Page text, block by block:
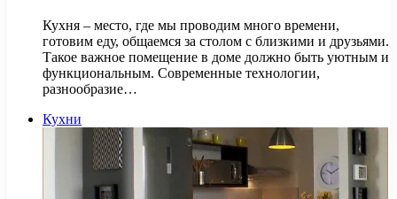
Кухня – место, где мы проводим много времени,
готовим еду, общаемся за столом с близкими и друзьями.
Такое важное помещение в доме должно быть уютным и
функциональным. Современные технологии,
разнообразие…
Кухни